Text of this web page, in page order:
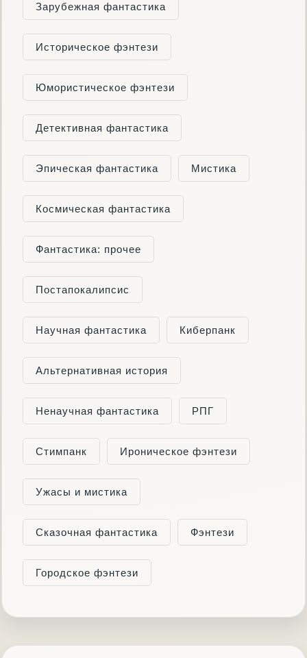
Зарубежная фантастика
Историческое фэнтези
Юмористическое фэнтези
Детективная фантастика
Эпическая фантастика Мистика
Космическая фантастика
Фантастика: прочее
Постапокалипсис
Научная фантастика Киберпанк
Альтернативная история
Ненаучная фантастика РПГ
Стимпанк Ироническое фэнтези
Ужасы и мистика
Сказочная фантастика Фэнтези
Городское фэнтези